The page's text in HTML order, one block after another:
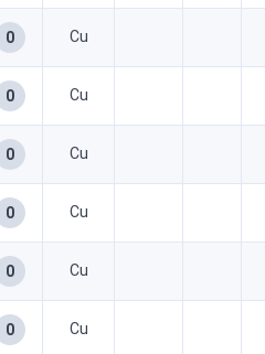
0 Cu
0 Cu
0 Cu
0 Cu
0 Cu
0 Cu